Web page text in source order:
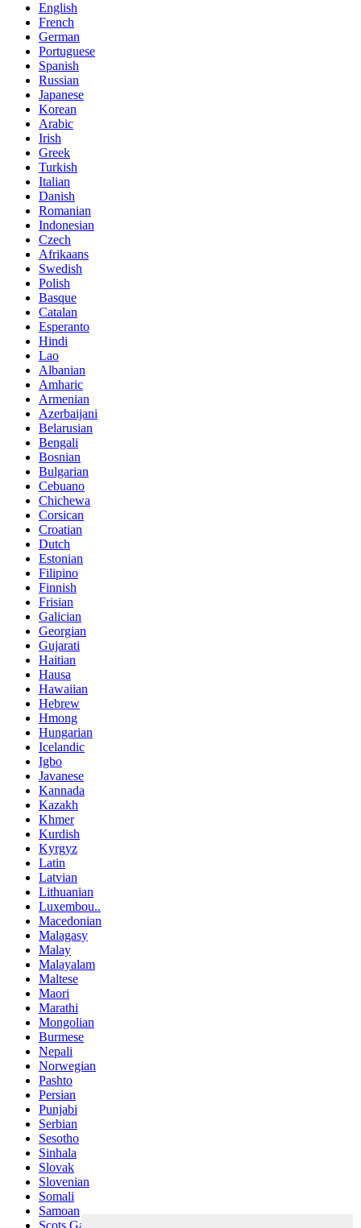
English
French
German
Portuguese
Spanish
Russian
Japanese
Korean
Arabic
Irish
Greek
Turkish
Italian
Danish
Romanian
Indonesian
Czech
Afrikaans
Swedish
Polish
Basque
Catalan
Esperanto
Hindi
Lao
Albanian
Amharic
Armenian
Azerbaijani
Belarusian
Bengali
Bosnian
Bulgarian
Cebuano
Chichewa
Corsican
Croatian
Dutch
Estonian
Filipino
Finnish
Frisian
Galician
Georgian
Gujarati
Haitian
Hausa
Hawaiian
Hebrew
Hmong
Hungarian
Icelandic
Igbo
Javanese
Kannada
Kazakh
Khmer
Kurdish
Kyrgyz
Latin
Latvian
Lithuanian
Luxembou..
Macedonian
Malagasy
Malay
Malayalam
Maltese
Maori
Marathi
Mongolian
Burmese
Nepali
Norwegian
Pashto
Persian
Punjabi
Serbian
Sesotho
Sinhala
Slovak
Slovenian
Somali
Samoan